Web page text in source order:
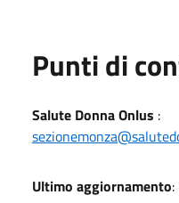
Punti di
Salute Donna Onlus :
Ultimo aggiornamento